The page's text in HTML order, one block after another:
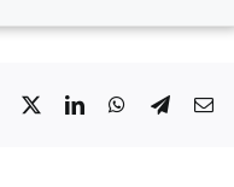
Facebook LinkedInWhatsApp
Telegram
E-